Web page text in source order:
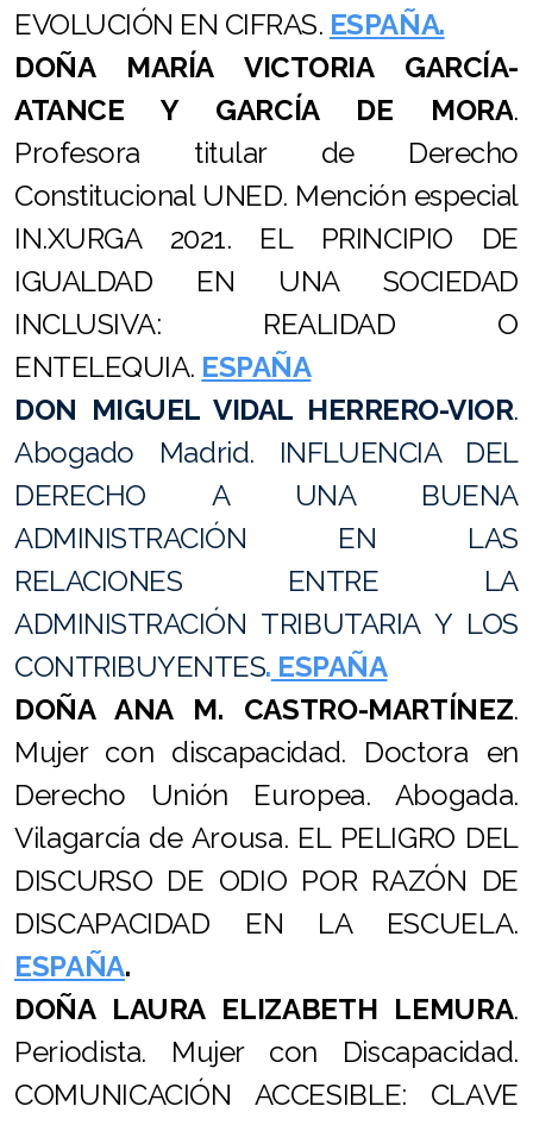
EVOLUCIÓN EN CIFRAS. ESPAÑA.
DOÑA MARÍA VICTORIA GARCÍA-
ATANCE Y GARCÍA DE MORA.
Profesora titular de Derecho
Constitucional UNED. Mención especial
IN.XURGA 2021. EL PRINCIPIO DE
IGUALDAD EN UNA SOCIEDAD
INCLUSIVA: REALIDAD O
ENTELEQUIA. ESPAÑA
DON MIGUEL VIDAL HERRERO-VIOR.
Abogado Madrid. INFLUENCIA DEL
DERECHO A UNA BUENA
ADMINISTRACIÓN EN LAS
RELACIONES ENTRE LA
ADMINISTRACIÓN TRIBUTARIA Y LOS
CONTRIBUYENTES. ESPAÑA
DOÑA ANA M. CASTRO-MARTÍNEZ.
Mujer con discapacidad. Doctora en
Derecho Unión Europea. Abogada.
Vilagarcía de Arousa. EL PELIGRO DEL
DISCURSO DE ODIO POR RAZÓN DE
DISCAPACIDAD EN LA ESCUELA.
ESPAÑA.
DOÑA LAURA ELIZABETH LEMURA.
Periodista. Mujer con Discapacidad.
COMUNICACIÓN ACCESIBLE: CLAVE